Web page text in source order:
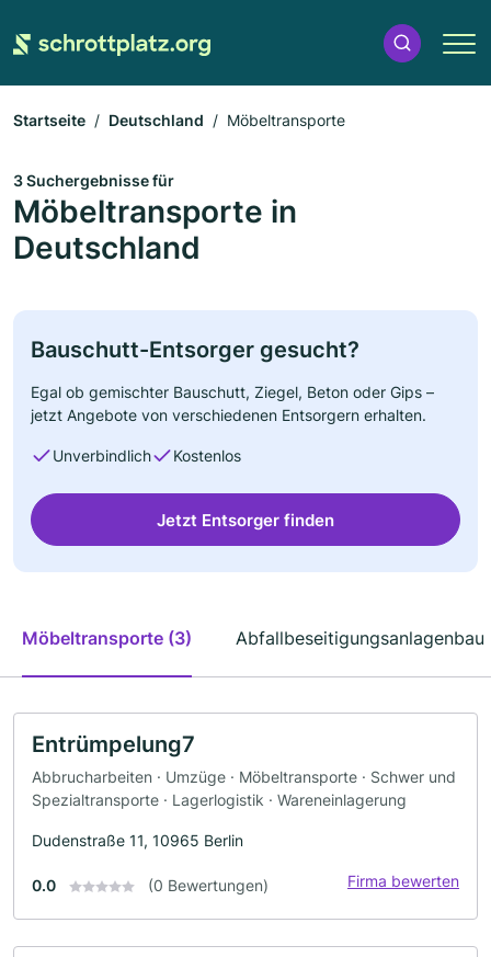
Startseite Deutschland Möbeltransporte
3 Suchergebnisse für
Möbeltransporte in
Deutschland
Bauschutt-Entsorger gesucht?
Egal ob gemischter Bauschutt, Ziegel, Beton oder Gips –
jetzt Angebote von verschiedenen Entsorgern erhalten.
Unverbindlich Kostenlos
Jetzt Entsorger finden
Möbeltransporte (3) Abfallbeseitigungsanlagenbau
Entrümpelung7
Abbrucharbeiten · Umzüge · Möbeltransporte · Schwer und
Spezialtransporte · Lagerlogistik · Wareneinlagerung
Dudenstraße 11, 10965 Berlin
0.0 (0 Bewertungen) Firma bewerten